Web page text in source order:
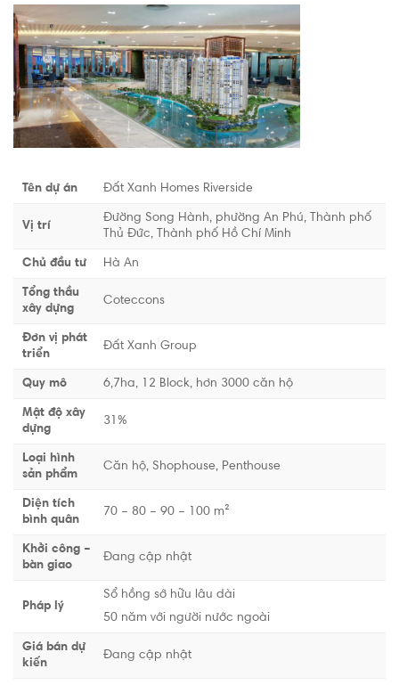
Tên dự án Đất Xanh Homes Riverside
Vị trí
Đường Song Hành, phường An Phú, Thành phố
Thủ Đức, Thành phố Hồ Chí Minh
Chủ đầu tư Hà An
Tổng thầu
xây dựng
Coteccons
Đơn vị phát
triển
Đất Xanh Group
Quy mô 6,7ha, 12 Block, hơn 3000 căn hộ
Mật độ xây
dựng
31%
Loại hình
sản phẩm
Căn hộ, Shophouse, Penthouse
Diện tích
bình quân
70 – 80 – 90 – 100 m²
Khởi công –
bàn giao
Đang cập nhật
Pháp lý
Sổ hồng sở hữu lâu dài
50 năm với người nước ngoài
Giá bán dự
kiến
Đang cập nhật